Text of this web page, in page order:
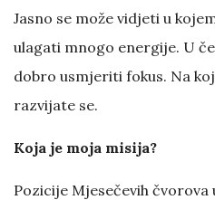
Jasno se može vidjeti u
ulagati mnogo energije. U
dobro usmjeriti fokus. Na
razvijate se.
Koja je moja misija?
Pozicije Mjesečevih čvorova